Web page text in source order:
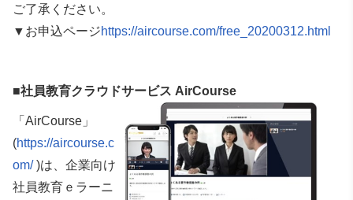
ご了承ください。
▼お申込ページhttps://aircourse.com/free_20200312.html
■社員教育クラウドサービス AirCourse
「AirCourse」
(https://aircourse.c
om/)は、企業向け
社員教育ｅラーニ